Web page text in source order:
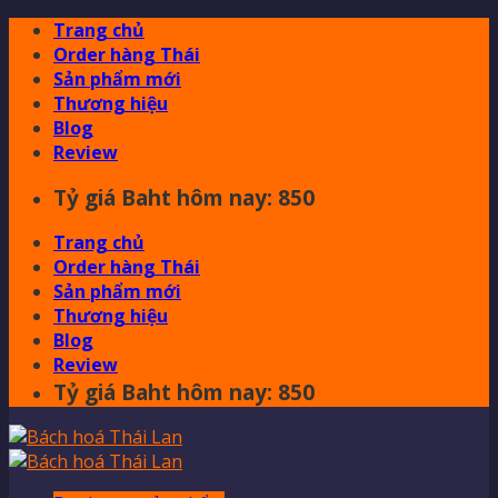
Skip
content
Trang chủ
Order hàng Thái
Sản phẩm mới
Thương hiệu
Blog
Review
Tỷ giá Baht hôm nay: 850
Trang chủ
Order hàng Thái
Sản phẩm mới
Thương hiệu
Blog
Review
Tỷ giá Baht hôm nay: 850